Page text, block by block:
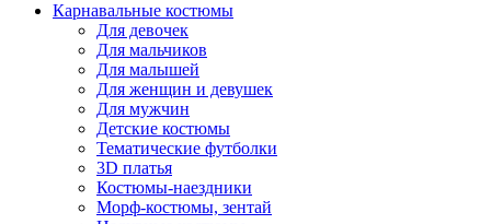
Карнавальные костюмы
Для девочек
Для мальчиков
Для малышей
Для женщин и девушек
Для мужчин
Детские костюмы
Тематические футболки
3D платья
Костюмы-наездники
Морф-костюмы, зентай